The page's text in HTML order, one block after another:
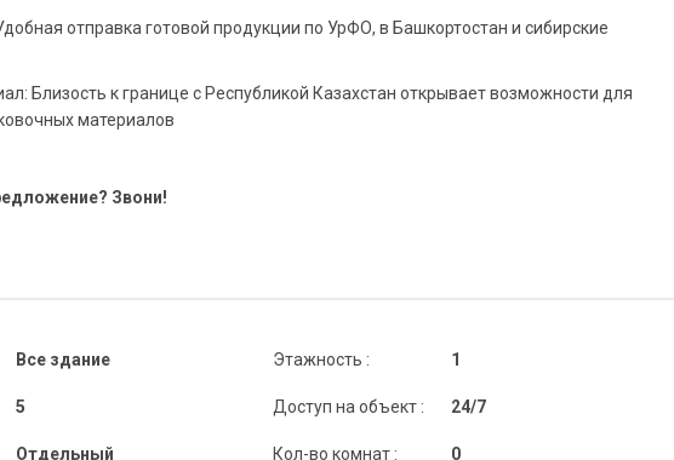
отправка готовой продукции по УрФО, в Башкортостан и сибирские
Близость к границе с Республикой Казахстан открывает возможности для
материалов
Звони!
Все здание
5
Отдельный
Этажность :
Доступ на объект :
Кол-во комнат :
1
24/7
0